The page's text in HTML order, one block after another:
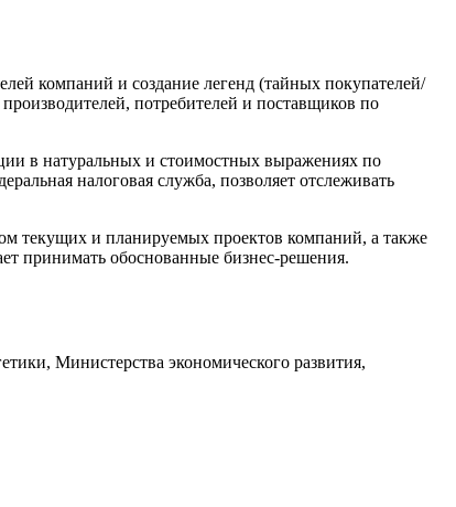
компаний и создание легенд (тайных покупателей/
потребителей и поставщиков по
в натуральных и стоимостных выражениях по
налоговая служба, позволяет отслеживать
текущих и планируемых проектов компаний, а также
принимать обоснованные бизнес-решения.
Министерства экономического развития,